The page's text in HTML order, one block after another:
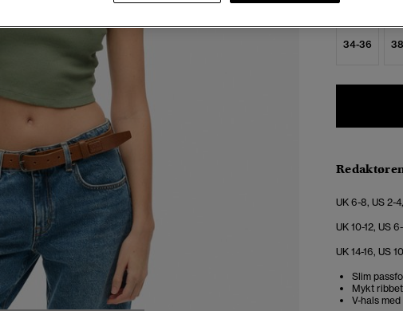
34-36
UK 6-8, US 2-
UK 10-12, US
UK 14-16, US
Slim
Mykt
V-hals